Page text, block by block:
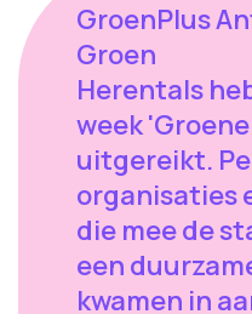
GroenPlus
Groen
Herentals
week
uitgereikt.
organisaties
die mee de
een
kwamen in